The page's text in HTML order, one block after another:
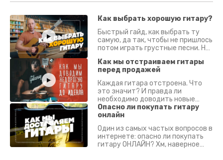
Как выбрать хорошую гитару?
Быстрый гайд, как выбрать ту
самую, да так, чтобы не пришлось
потом играть грустные песни. На
Как мы отстраиваем гитары
перед продажей
Каждая гитара отстроена. Что
это значит? И правда ли
необходимо доводить новые
гитары? Если кратко - да.
Подробно - в видео :)
Опасно ли покупать гитару
онлайн
Один из самых частых вопросов в
интернете: опасно ли покупать
гитару ОНЛАЙН? Хм, наверное